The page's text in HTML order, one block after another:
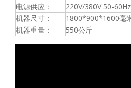
电源供应：
220V/380V 50-
机器尺寸：
1800*900*1600毫
机器重量：
550公斤